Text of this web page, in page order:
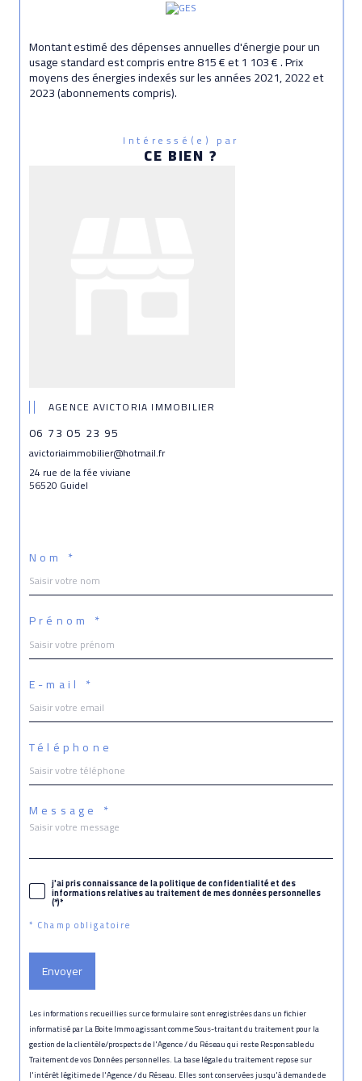
Montant estimé des dépenses annuelles d'énergie pour un
usage standard est compris entre 815 € et 1 103 € . Prix
moyens des énergies indexés sur les années 2021, 2022 et
2023 (abonnements compris).
Intéressé(e) par
CE BIEN ?
AGENCE AVICTORIA IMMOBILIER
06 73 05 23 95
avictoriaimmobilier@hotmail.fr
24 rue de la fée viviane
56520 Guidel
Nom *
Prénom *
E-mail *
Téléphone
Message *
j'ai pris connaissance de la politique de confidentialité et des
informations relatives au traitement de mes données personnelles
(*)*
* Champ obligatoire
Envoyer
Les informations recueillies sur ce formulaire sont enregistrées dans un fichier
informatisé par La Boite Immo agissant comme Sous-traitant du traitement pour la
gestion de la clientèle/prospects de l'Agence / du Réseau qui reste Responsable du
Traitement de vos Données personnelles. La base légale du traitement repose sur
l'intérêt légitime de l'Agence / du Réseau. Elles sont conservées jusqu'à demande de